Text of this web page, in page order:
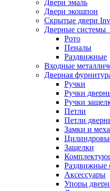
Двери эмаль
Двери экошпон
Скрытые двери
Дверные системы
Рото
Пеналы
Раздвижные
Входные
Дверная
Ручки
Ручки
Ручки
Петли
Петли
Замки и
Защелки
Раздвижные
Аксессуары
Упоры